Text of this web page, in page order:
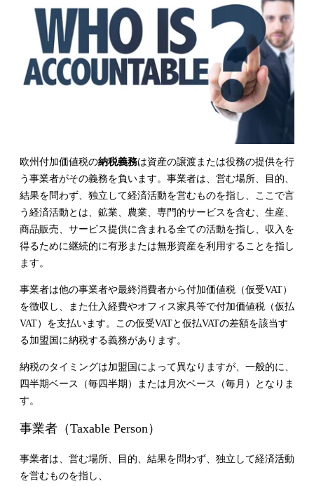
欧州付加価値税の納税義務は資産の譲渡または役務の提供を行
う事業者がその義務を負います。事業者は、営む場所、目的、
結果を問わず、独立して経済活動を営むものを指し、ここで言
う経済活動とは、鉱業、農業、専門的サービスを含む、生産、
商品販売、サービス提供に含まれる全ての活動を指し、収入を
得るために継続的に有形または無形資産を利用することを指し
ます。
事業者は他の事業者や最終消費者から付加価値税（仮受VAT）
を徴収し、また仕入経費やオフィス家具等で付加価値税（仮払
VAT）を支払います。この仮受VATと仮払VATの差額を該当す
る加盟国に納税する義務があります。
納税のタイミングは加盟国によって異なりますが、一般的に、
四半期ベース（毎四半期）または月次ベース（毎月）となりま
す。
事業者（Taxable Person ）
事業者は、営む場所、目的、結果を問わず、独立して経済活動
を営むものを指し、